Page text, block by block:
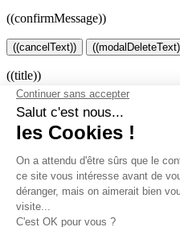
((confirmMessage))
((cancelText))
((title))
((label))
((cancelText)) ((createText))
Connexion
Vous devez être connecté pour